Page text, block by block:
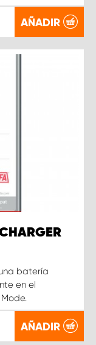
AÑADIR
batería
en el
AÑADIR